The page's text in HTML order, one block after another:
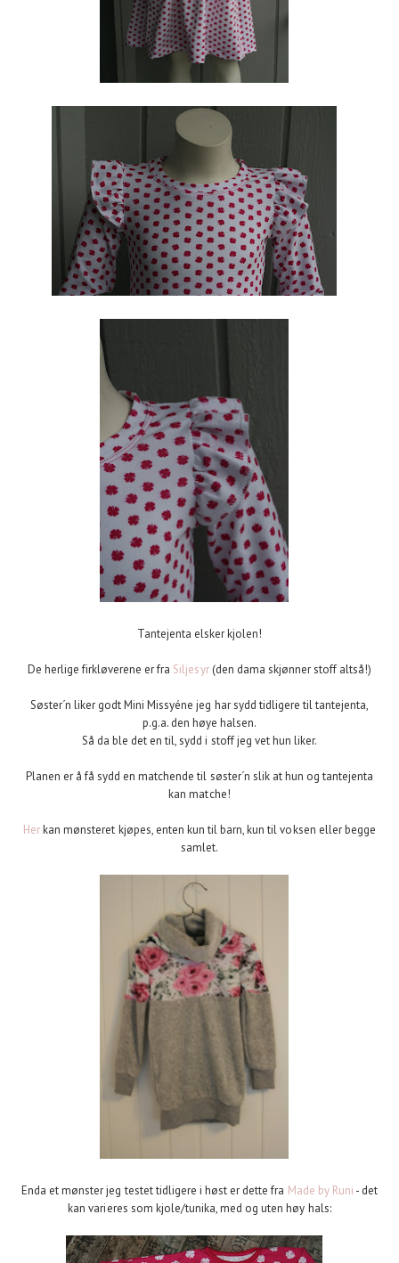
Tantejenta elsker kjolen!
De herlige firkløverene er fra Siljesyr(den dama skjønner stoff altså!)
Søster´n liker godt Mini Missyéne jeg har sydd tidligere til tantejenta,
p.g.a. den høye halsen.
Så da ble det en til, sydd i stoff jeg vet hun liker.
Planen er å få sydd en matchende til søster´n slik at hun og tantejenta
kan matche!
Herkan mønsteret kjøpes, enten kun til barn, kun til voksen eller begge
samlet.
Enda et mønster jeg testet tidligere i høst er dette fra Made by Runi - det
kan varieres som kjole/tunika, med og uten høy hals: